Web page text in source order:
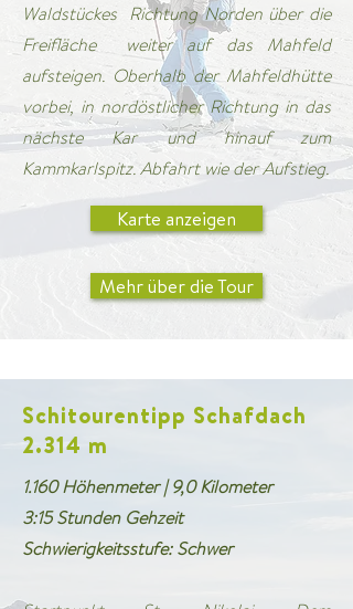
Waldstückes Richtung Norden über die
Freifläche weiter auf das Mahfeld
aufsteigen. Oberhalb der Mahfeldhütte
vorbei, in nordöstlicher Richtung in das
nächste Kar und hinauf zum
Kammkarlspitz. Abfahrt wie der Aufstieg.
Karte anzeigen
Mehr über die Tour
Schitourentipp Schafdach
2.314 m
1.160 Höhenmeter | 9,0 Kilometer
3:15 Stunden Gehzeit
Schwierigkeitsstufe: Schwer